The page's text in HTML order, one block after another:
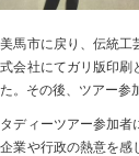
馬市に戻り、伝統工
会社にてガリ版印刷
。その後、ツアー参
ディーツアー参加者
業や行政の熱意を